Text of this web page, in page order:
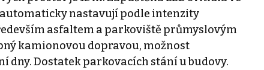
nastavují podle intenzity
asfaltem a parkoviště průmyslovým
kamionovou dopravou, možnost
dny. Dostatek parkovacích stání u budovy.